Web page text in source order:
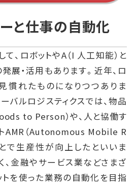
と仕事の自動化
、ロボットやA（I 人工知能）と
展・活用もあります。近年、ロ
慣れたものになりつつありま
バルロジスティクスでは、物品
to Person）や、人と協働す
AMR（Autonomous Mobile R
で生産性が向上したといいま
、金融やサービス業などさまざ
トを使った業務の自動化を目指